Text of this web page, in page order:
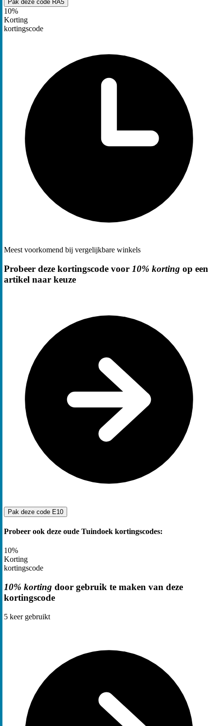
Pak deze code RA5
10%
Korting
kortingscode
Meest voorkomend bij vergelijkbare winkels
Probeer deze kortingscode voor 10% korting op een
artikel naar keuze
Pak deze code E10
Probeer ook deze oude Tuindoek kortingscodes:
10%
Korting
kortingscode
10% korting door gebruik te maken van deze
kortingscode
5 keer gebruikt